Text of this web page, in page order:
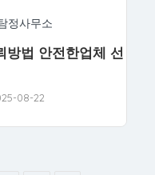
정사무소
방법 안전한업체 선
08-22